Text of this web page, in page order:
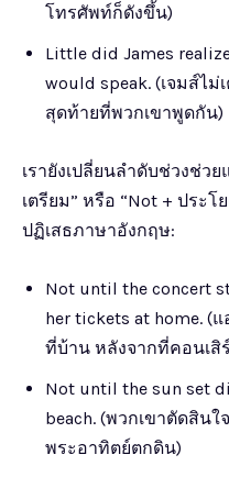
โทรศัพท์ก็ดังขึ้น)
Little did James
would speak. (เจมส์ไม่
สุดท้ายที่พวกเขาพูดกัน)
เรายังเปลี่ยนลำดับช่วงช่ว
เตรียม” หรือ “Not + ประ
ปฏิเสธภาษาอังกฤษ:
Not until the concert
her tickets at home. (
ที่บ้าน หลังจากที่คอนเสิ
Not until the sun set
beach. (พวกเขาตัดสิน
พระอาทิตย์ตกดิน)